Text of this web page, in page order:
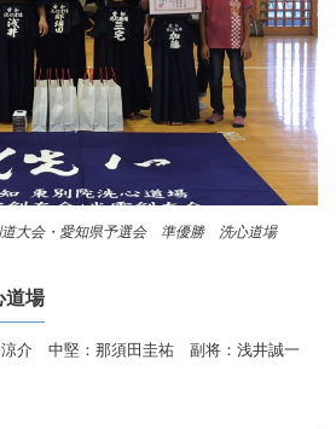
道大会・愛知県予選会 準優勝 洗心道場
道場
介 中堅：那須田圭祐 副将：浅井誠一